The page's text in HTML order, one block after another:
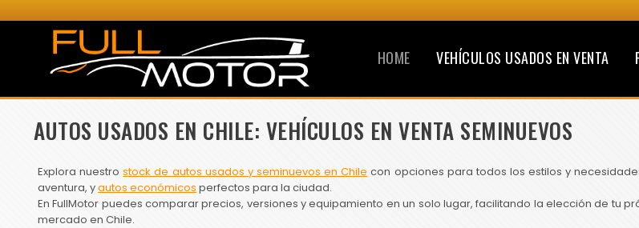
HOME VEHÍCULOS USADOS EN VENTA
AUTOS USADOS EN CHILE: VEHÍCULOS EN VENTA SEMINUEVOS
Explora nuestrostock de autos usados y seminuevos en Chile con opciones para todos los estilos y
aventura, yautos económicos perfectos para la ciudad.
En FullMotor puedes comparar precios, versiones y equipamiento en un solo lugar, facilitando la elección de tu
mercado en Chile.